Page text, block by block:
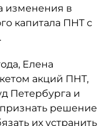
изменения в
капитала ПНТ с
Елена
акций ПНТ,
Петербурга и
решение
их устранить